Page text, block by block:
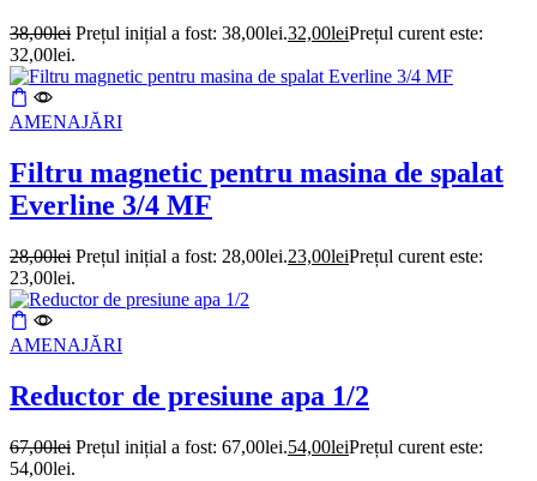
38,00lei Prețul inițial a fost: 38,00lei.32,00leiPrețul curent este:
32,00lei.
AMENAJĂRI
Filtru magnetic pentru masina de spalat
Everline 3/4 MF
28,00lei Prețul inițial a fost: 28,00lei.23,00leiPrețul curent este:
23,00lei.
AMENAJĂRI
Reductor de presiune apa 1/2
67,00lei Prețul inițial a fost: 67,00lei.54,00leiPrețul curent este:
54,00lei.